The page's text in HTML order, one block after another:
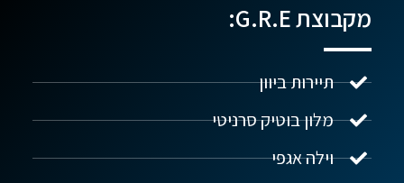
מקבוצת G.R.E:
תיירות ביוון
מלון בוטיק סרניטי
וילה אגפי
נדל"ן ביוון G.R.E